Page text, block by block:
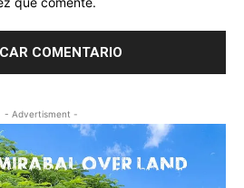
- Advertisment -